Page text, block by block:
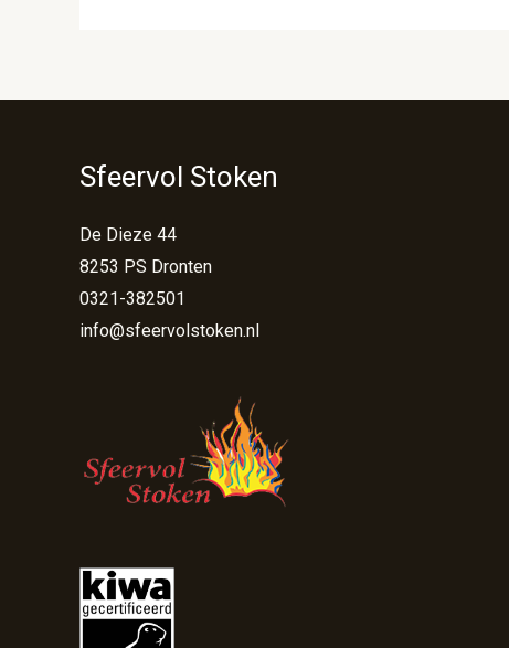
Sfeervol Stoken
De Dieze 44
8253 PS Dronten
0321-382501
info@sfeervolstoken.nl